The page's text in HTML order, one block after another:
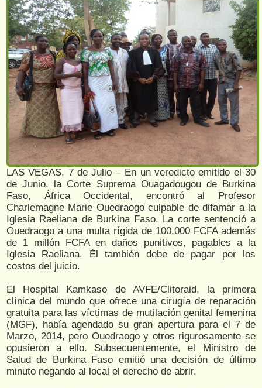
LAS VEGAS, 7 de Julio – En un veredicto emitido el 30
de Junio, la Corte Suprema Ouagadougou de Burkina
Faso, África Occidental, encontró al Profesor
Charlemagne Marie Ouedraogo culpable de difamar a la
Iglesia Raeliana de Burkina Faso. La corte sentenció a
Ouedraogo a una multa rígida de 100,000 FCFA además
de 1 millón FCFA en daños punitivos, pagables a la
Iglesia Raeliana. Él también debe de pagar por los
costos del juicio.
El Hospital Kamkaso de AVFE/Clitoraid, la primera
clínica del mundo que ofrece una cirugía de reparación
gratuita para las víctimas de mutilación genital femenina
(MGF), había agendado su gran apertura para el 7 de
Marzo, 2014, pero Ouedraogo y otros rigurosamente se
opusieron a ello. Subsecuentemente, el Ministro de
Salud de Burkina Faso emitió una decisión de último
minuto negando al local el derecho de abrir.